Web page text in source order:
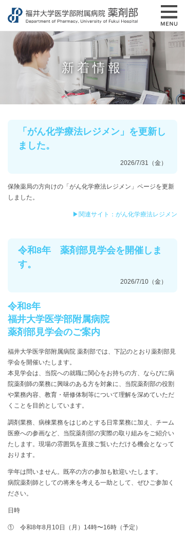
新着情報
「がん化学療法レジメン」を更新し
ました。
2026/7/31（金）
保険薬局の方向けの「がん化学療法レジメン」ページを更新
しました。
▶関連サイト：がん化学療法レジメン
令和8年 薬剤部見学会を開催しま
す。
2026/7/10（金）
令和8年
福井大学医学部附属病院
薬剤部見学会のご案内
福井大学医学部附属病院 薬剤部では、下記のとおり薬剤部見
学会を開催いたします。
本見学会は、当院への就職に関心をお持ちの方、ならびに病
院薬剤師の業務に興味のある方を対象に、当院薬剤部の役割
や業務内容、教育・研修体制等について理解を深めていただ
くことを目的としています。
調剤業務、病棟業務をはじめとする日常業務に加え、チーム
医療への参画など、当院薬剤部の実際の取り組みをご紹介い
たします。現場の雰囲気を直接ご覧いただける機会となって
おります。
学年は問いません。既卒の方の参加も歓迎いたします。
病院薬剤師としての将来を考える一助として、ぜひご参加く
ださい。
日時
① 令和8年8月10日（月）14時〜16時（予定）